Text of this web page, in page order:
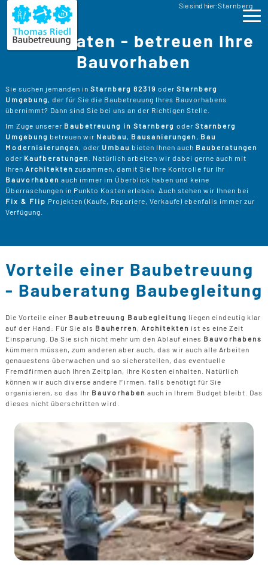
Baubetreuung
Bauberatung Starnberg Baubegleitung
>
>
>
Sie sind hier:Starnberg
Wir beraten - betreuen Ihre
Bauvorhaben
Sie suchen jemanden in Starnberg 82319 oder Starnberg
Umgebung , der für Sie die Baubetreuung Ihres Bauvorhabens
übernimmt? Dann sind Sie bei uns an der Richtigen Stelle.
Im Zuge unserer Baubetreuung in Starnberg oder Starnberg
Umgebung betreuen wir Neubau , Bausanierungen , Bau
Modernisierungen , oder Umbau bieten Ihnen auch Bauberatungen
oder Kaufberatungen
. Natürlich arbeiten wir dabei gerne auch mit
Ihren Architekten zusammen, damit Sie Ihre Kontrolle für Ihr
Bauvorhaben auch immer im Überblick haben und keine
Überraschungen in Punkto Kosten erleben. Auch stehen wir Ihnen bei
Fix & Flip Projekten (Kaufe, Repariere, Verkaufe) ebenfalls immer zur
Verfügung.
Vorteile einer Baubetreuung
- Bauberatung Baubegleitung
Die Vorteile einer Baubetreuung Baubegleitung liegen eindeutig klar
auf der Hand: Für Sie als Bauherren , Architekten ist es eine Zeit
Einsparung. Da Sie sich nicht mehr um den Ablauf eines Bauvorhabens
kümmern müssen, zum anderen aber auch, das wir auch alle Arbeiten
genauestens überwachen und so sicherstellen, das eventuelle
Fremdfirmen auch Ihren Zeitplan, Ihre Kosten einhalten. Natürlich
können wir auch diverse andere Firmen, falls benötigt für Sie
organisieren, so das Ihr Bauvorhaben auch in Ihrem Budget bleibt. Das
dieses nicht überschritten wird.